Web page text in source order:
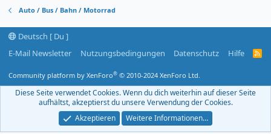
Auto / Bus / Bahn / Motorrad
Deutsch [ Du ]
E-Mail Newsletter
Nutzungsbedingungen Datenschutz Hilfe
R
F
Community platform by XenForo® © 2010-2024 XenForo Ltd.
Diese Seite verwendet Cookies. Wenn du dich weiterhin auf dieser Seite
aufhältst, akzeptierst du unsere Verwendung der Cookies.
Akzeptieren
Weitere Informationen…